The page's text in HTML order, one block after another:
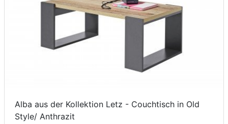
Alba aus der Kollektion Letz - Couchtisch in Old
Style/ Anthrazit